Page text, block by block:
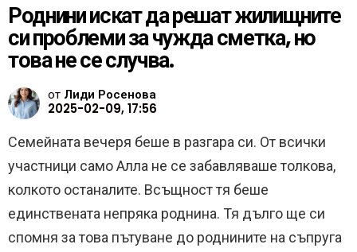
Роднини искат да решат жилищните
си проблеми за чужда сметка, но
това не се случва.
от Лиди Росенова
2025-02-09, 17:56
Семейната вечеря беше в разгара си. От всички
участници само Алла не се забавляваше толкова,
колкото останалите. Всъщност тя беше
единствената непряка роднина. Тя дълго ще си
спомня за това пътуване до роднините на съпруга